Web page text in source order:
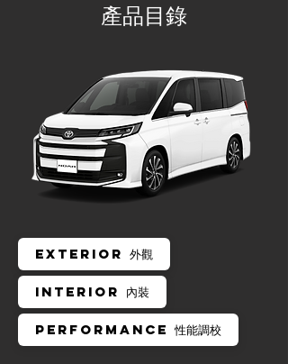
產品目錄
EXTERIOR 外觀
INTERIOR 內裝
PERFORMANCE 性能調校